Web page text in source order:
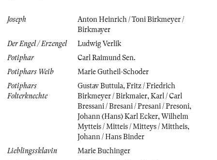
Joseph
Anton Heinrich / Toni Birkmeyer /
Birkmayer
Der Engel / Erzengel
Ludwig Verlik
Potiphar
Carl Raimund Sen.
Potiphars Weib
Marie Gutheil-Schoder
Potiphars
Folterknechte
Gustav Buttula, Fritz / Friedrich
Birkmeyer / Birkmaier, Karl / Carl
Bressani / Bresani / Presani / Presoni,
Johann (Hans) Karl Ecker, Wilhelm
Mytteis / Mitteis / Mitteys / Mittheis,
Johann / Hans Binder
Lieblingssklavin
Marie Buchinger